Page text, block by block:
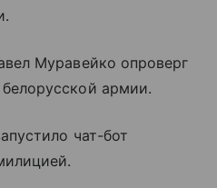
Муравейко опроверг
армии.
чат-бот